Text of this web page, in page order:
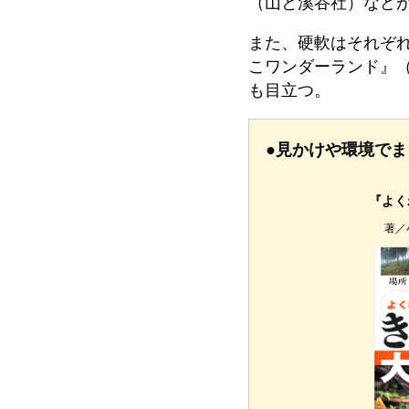
また、硬軟はそれぞ
こワンダーランド』
も目立つ。
●見かけや環境で
『よ
著